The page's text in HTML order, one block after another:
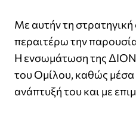
Με αυτήν τη
περαιτέρω την
Η ενσωμάτωση της ΔΙΟΝ
του Ομίλου, καθώς μέσα
ανάπτυξή του και με